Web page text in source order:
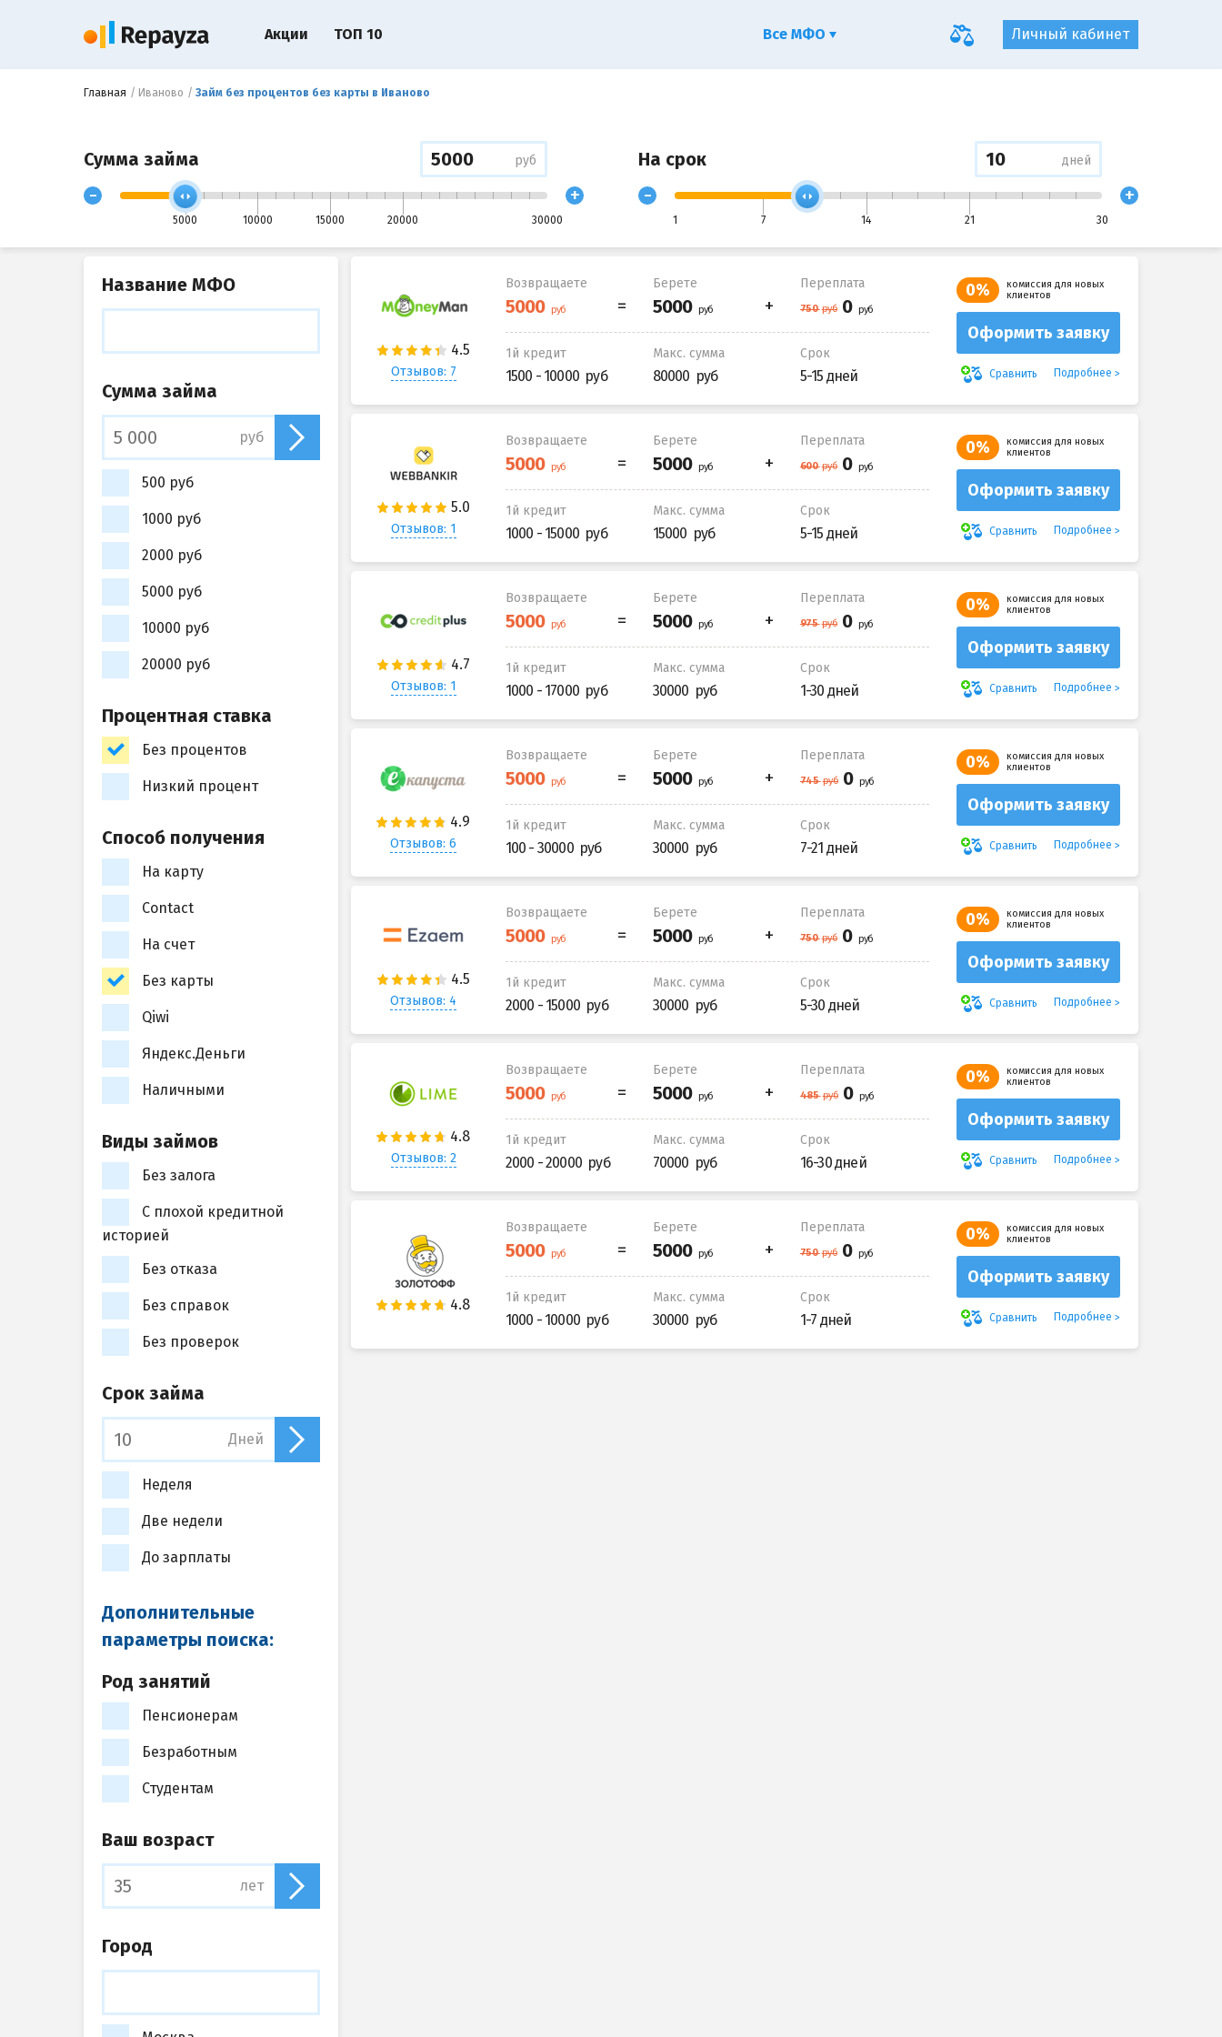
Главная Иваново Займ без процентов без карты в Иваново
Сумма займа руб
-
5000 10000 15000 20000 30000
+
На срок дней
-
1 7 14 21 30
+
Отзывов: 7
Возвращаете Берете Переплата
1й кредит
1500 - 10000
Макс. сумма
80000
Срок
5-15 дней
0%
комиссия для новых
клиентов
Оформить заявку
Сравнить Подробнее
Отзывов: 1
Возвращаете Берете Переплата
1й кредит
1000 - 15000
Макс. сумма
15000
Срок
5-15 дней
0%
комиссия для новых
клиентов
Оформить заявку
Сравнить Подробнее
Отзывов: 1
Возвращаете Берете Переплата
1й кредит
1000 - 17000
Макс. сумма
30000
Срок
1-30 дней
0%
комиссия для новых
клиентов
Оформить заявку
Сравнить Подробнее
Отзывов: 6
Возвращаете Берете Переплата
1й кредит
100 - 30000
Макс. сумма
30000
Срок
7-21 дней
0%
комиссия для новых
клиентов
Оформить заявку
Сравнить Подробнее
Отзывов: 4
Возвращаете Берете Переплата
1й кредит
2000 - 15000
Макс. сумма
30000
Срок
5-30 дней
0%
комиссия для новых
клиентов
Оформить заявку
Сравнить Подробнее
Отзывов: 2
Возвращаете Берете Переплата
1й кредит
2000 - 20000
Макс. сумма
70000
Срок
16-30 дней
0%
комиссия для новых
клиентов
Оформить заявку
Сравнить Подробнее
Возвращаете Берете Переплата
1й кредит
1000 - 10000
Макс. сумма
30000
Срок
1-7 дней
0%
комиссия для новых
клиентов
Оформить заявку
Сравнить Подробнее
Название МФО
Сумма займа
руб
500 руб
1000 руб
2000 руб
5000 руб
10000 руб
20000 руб
Процентная ставка
Без процентов
Низкий процент
Способ получения
На карту
Contact
На счет
Без карты
Qiwi
Яндекс.Деньги
Наличными
Виды займов
Без залога
С плохой кредитной
историей
Без отказа
Без справок
Без проверок
Срок займа
Дней
Неделя
Две недели
До зарплаты
Дополнительные
параметры поиска:
Род занятий
Пенсионерам
Безработным
Студентам
Ваш возраст
лет
Город
Личный кабинет
Акции ТОП 10 Все МФО